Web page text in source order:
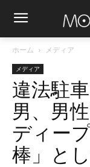
ホーム メディア
メディア
違法駐
男、男
ディー
棒」と